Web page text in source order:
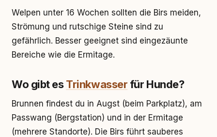
Welpen unter 16 Wochen sollten die Birs meiden,
Strömung und rutschige Steine sind zu
gefährlich. Besser geeignet sind eingezäunte
Bereiche wie die Ermitage.
Wo gibt esTrinkwasser für Hunde?
Brunnen findest du in Augst (beim Parkplatz), am
Passwang (Bergstation) und in der Ermitage
(mehrere Standorte). Die Birs führt sauberes